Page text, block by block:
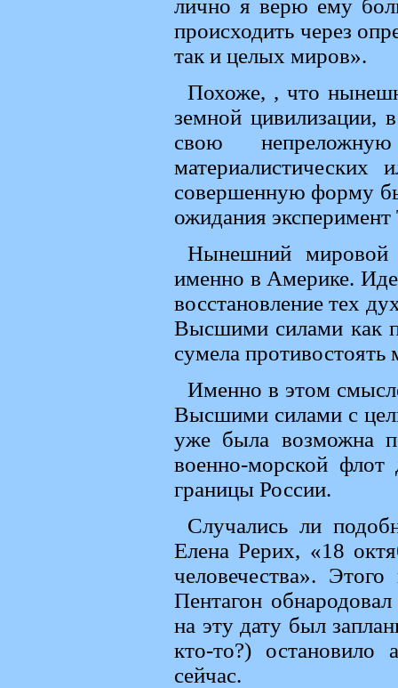
лично я верю ему
происходить через
так и целых миров».
Похоже, , что
земной цивилизации,
свою
совершенную форму
ожидания
Нынешний мировой
именно в Америке.
восстановление тех
Высшими силами как
сумела противостоять
Именно в этом
Высшими силами с
уже была возможна
военно-морской
границы России.
Случались ли
Елена Рерих, «18
человечества».
Пентагон
на эту дату был
кто-то?) остановило
сейчас.